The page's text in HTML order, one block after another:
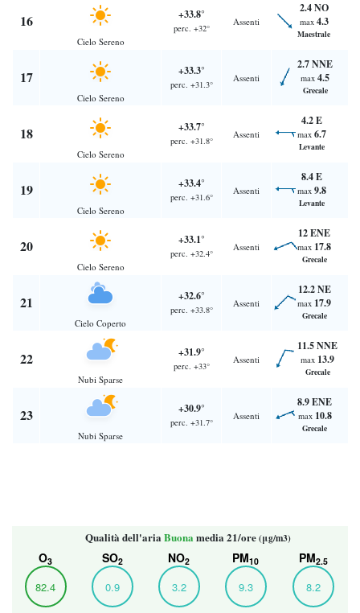
16
Cielo Sereno
+33.8°
perc. +32°
Assenti
2.4 NO
max 4.3
Maestrale
17
Cielo Sereno
+33.3°
perc. +31.3°
Assenti
2.7 NNE
max 4.5
Grecale
18
Cielo Sereno
+33.7°
perc. +31.8°
Assenti
4.2 E
max 6.7
Levante
19
Cielo Sereno
+33.4°
perc. +31.6°
Assenti
8.4 E
max 9.8
Levante
20
Cielo Sereno
+33.1°
perc. +32.4°
Assenti
12 ENE
max 17.8
Grecale
21
Cielo Coperto
+32.6°
perc. +33.8°
Assenti
12.2 NE
max 17.9
Grecale
22
Nubi Sparse
+31.9°
perc. +33°
Assenti
11.5 NNE
max 13.9
Grecale
23
Nubi Sparse
+30.9°
perc. +31.7°
Assenti
8.9 ENE
max 10.8
Grecale
Qualità dell'aria Buona media 21/ore(μg/m3)
O3
82.4
SO2
0.9
NO2
3.2
PM10
9.3
PM2.5
8.2